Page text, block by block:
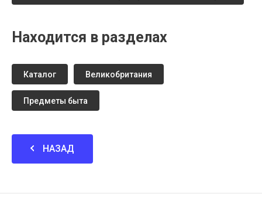
Находится в разделах
Каталог Великобритания
Предметы быта
НАЗАД